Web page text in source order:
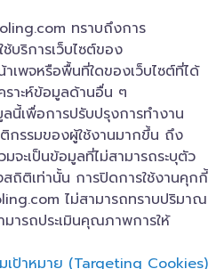
ทราบถึงการ
บริการเว็บไซต์ของ
พจหรือพื้นที่ใดของเว็บไซต์ที่ได้
าะห์ข้อมูลด้านอื่น ๆ
นี้เพื่อการปรับปรุงการทำงาน
ติกรรมของผู้ใช้งานมากขึ้น ถึง
จะเป็นข้อมูลที่ไม่สามารถระบุตัว
สถิติเท่านั้น การปิดการใช้งานคุกกี้
ไม่สามารถทราบปริมาณ
มารถประเมินคุณภาพการให้
ป้าหมาย (Targeting Cookies)